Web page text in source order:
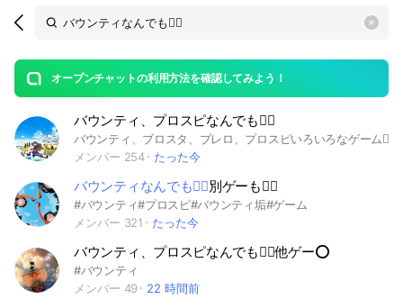
Search
OpenChats
messages
search
area
オープンチャットの利用方法を確認してみよう！
open
バウンティ、プロスピなんでも🙆‍♀️
バウンティ、ブロスタ、ブレロ、プロスピいろいろなゲーム🙆‍♀️
メンバー 254
たった今
バウンティなんでも🙆‍♀️別ゲーも🙆‍♀️
#バウンティ#プロスピ#バウンティ垢#ゲーム
メンバー 321
たった今
バウンティ、プロスピなんでも🙆‍♀️他ゲー⭕️
#バウンティ
メンバー 49
22 時間前